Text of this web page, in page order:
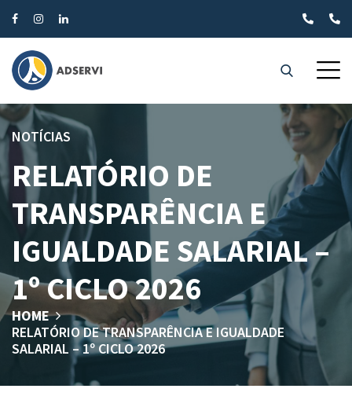
NOTÍCIAS
RELATÓRIO DE
TRANSPARÊNCIA E
IGUALDADE SALARIAL –
1º CICLO 2026
HOME
RELATÓRIO DE TRANSPARÊNCIA E IGUALDADE
SALARIAL – 1º CICLO 2026